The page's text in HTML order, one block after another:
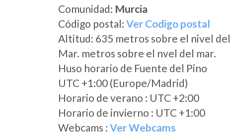
Comunidad: Murcia
Código postal: Ver Codigo postal
Altitud: 635 metros sobre el nivel del
Mar. metros sobre el nvel del mar.
Huso horario de Fuente del Pino
UTC +1:00 (Europe/Madrid)
Horario de verano : UTC +2:00
Horario de invierno : UTC +1:00
Webcams : Ver Webcams